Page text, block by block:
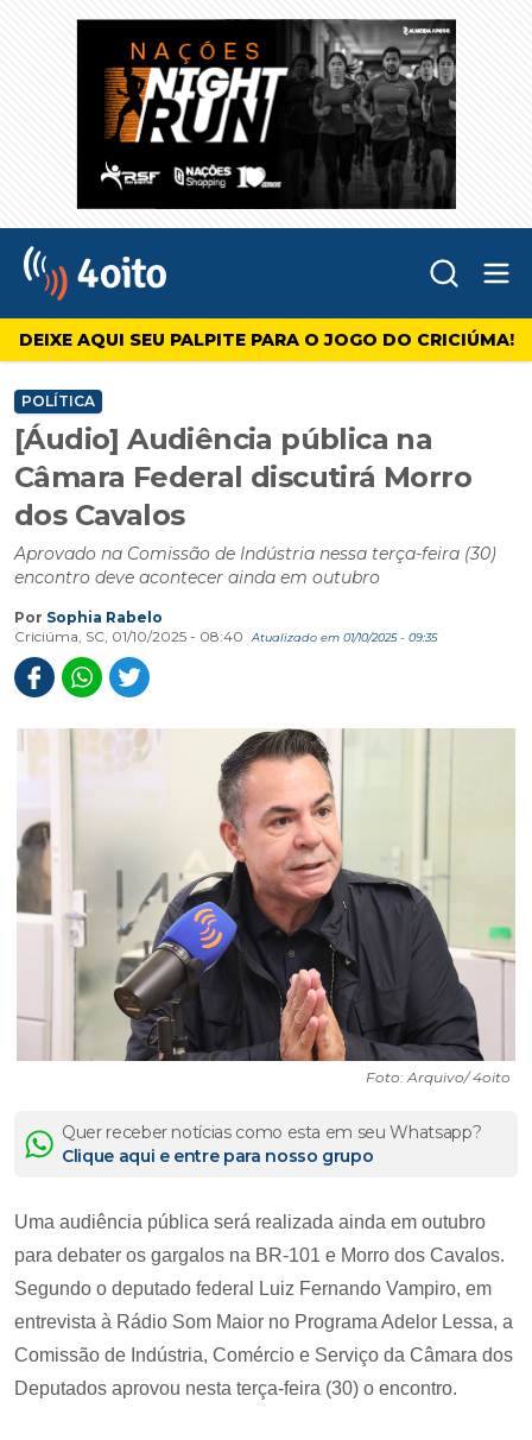
4oito
DEIXE AQUI SEU PALPITE PARA O JOGO DO CRICIÚMA!
POLÍTICA
[Áudio] Audiência pública na
Câmara Federal discutirá Morro
dos Cavalos
Aprovado na Comissão de Indústria nessa terça-feira (30)
encontro deve acontecer ainda em outubro
Por Sophia Rabelo
Criciúma, SC, 01/10/2025 - 08:40
Atualizado em 01/10/2025 - 09:35
Foto: Arquivo/ 4oito
Quer receber notícias como esta em seu Whatsapp?
Clique aqui e entre para nosso grupo
Uma audiência pública será realizada ainda em outubro
para debater os gargalos na BR-101 e Morro dos Cavalos.
Segundo o deputado federal Luiz Fernando Vampiro, em
entrevista à Rádio Som Maior no Programa Adelor Lessa, a
Comissão de Indústria, Comércio e Serviço da Câmara dos
Deputados aprovou nesta terça-feira (30) o encontro.